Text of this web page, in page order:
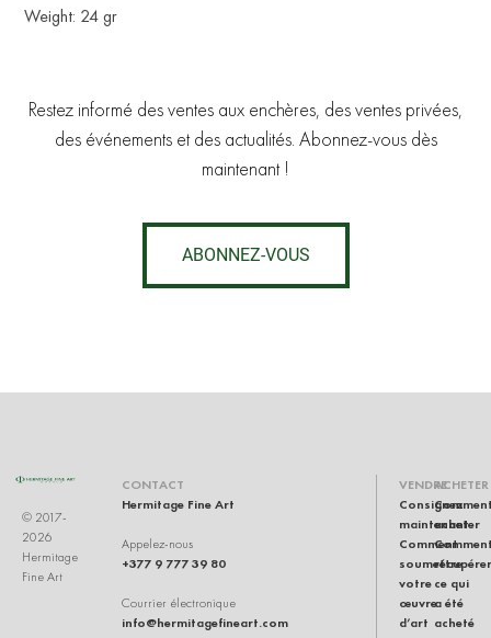
Weight: 24 gr
Restez informé des ventes aux enchères, des ventes privées,
des événements et des actualités. Abonnez-vous dès
maintenant !
ABONNEZ-VOUS
© 2017-
2026
Hermitage
Fine Art
CONTACT
Hermitage Fine Art
Appelez-nous
+377 9 777 39 80
Courrier électronique
info@hermitagefineart.com
VENDRE
Consignez
maintenant
Comment
soumettre
votre
œuvre
d’art
ACHETER
acheter
récupérer
ce qui
a été
acheté